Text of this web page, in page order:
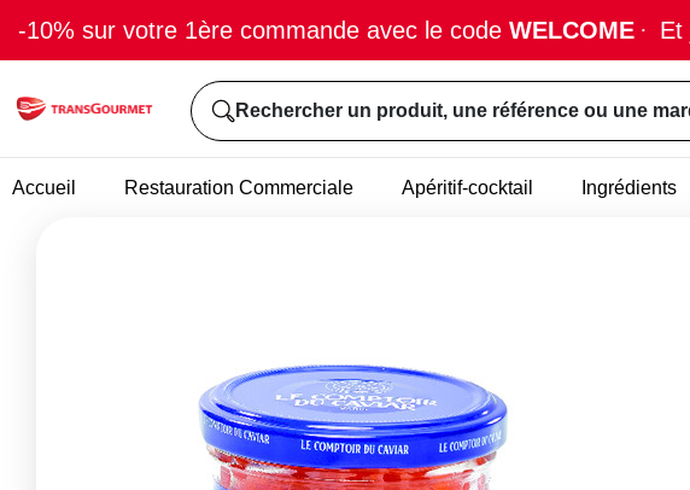
-10% sur votre 1ère commande avec le code WELCOME · Et
Rechercher un produit, une référence ou une
Accueil Restauration Commerciale Apéritif-cocktail Ingrédients